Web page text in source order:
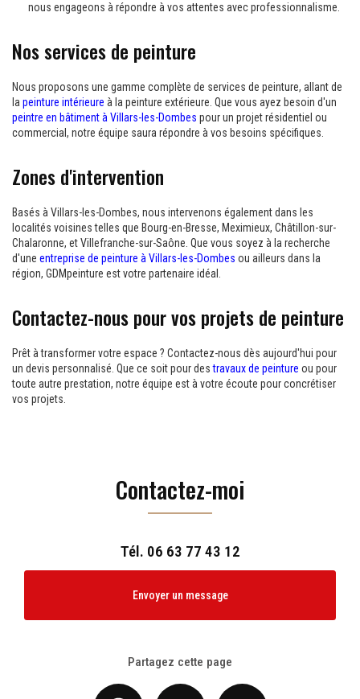
nous engageons à répondre à vos attentes avec professionnalisme.
Nos services de peinture
Nous proposons une gamme complète de services de peinture, allant de
lapeinture intérieure à la peinture extérieure. Que vous ayez besoin d'un
peintre en bâtiment à Villars-les-Dombes pour un projet résidentiel ou
commercial, notre équipe saura répondre à vos besoins spécifiques.
Zones d'intervention
Basés à Villars-les-Dombes, nous intervenons également dans les
localités voisines telles que Bourg-en-Bresse, Meximieux, Châtillon-sur-
Chalaronne, et Villefranche-sur-Saône. Que vous soyez à la recherche
d'une entreprise de peinture à Villars-les-Dombes ou ailleurs dans la
région, GDMpeinture est votre partenaire idéal.
Contactez-nous pour vos projets de peinture
Prêt à transformer votre espace ? Contactez-nous dès aujourd'hui pour
un devis personnalisé. Que ce soit pour destravaux de peinture ou pour
toute autre prestation, notre équipe est à votre écoute pour concrétiser
vos projets.
Contactez-moi
Tél. 06 63 77 43 12
Envoyer un message
Partagez cette page
Facebook